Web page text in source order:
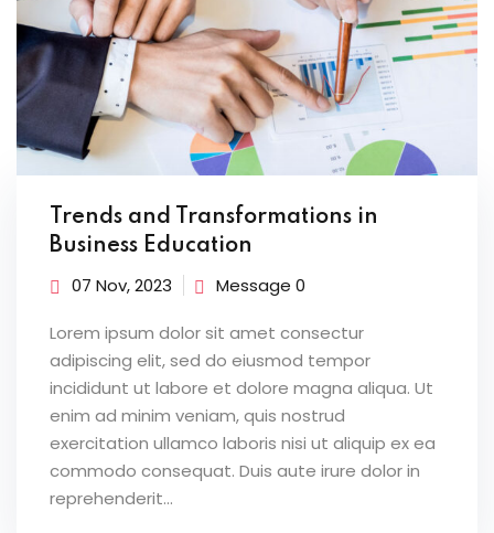
Trends and Transformations in
Business Education
07 Nov, 2023 Message 0
Lorem ipsum dolor sit amet consectur
adipiscing elit, sed do eiusmod tempor
incididunt ut labore et dolore magna aliqua. Ut
enim ad minim veniam, quis nostrud
exercitation ullamco laboris nisi ut aliquip ex ea
commodo consequat. Duis aute irure dolor in
reprehenderit...